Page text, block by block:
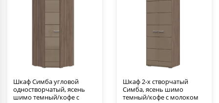
Шкаф Симба угловой
одностворчатый, ясень
шимо темный/кофе с
Шкаф 2-х створчатый
Симба, ясень шимо
темный/кофе с молоком